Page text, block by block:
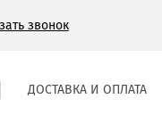
звонок
ДОСТАВКА И ОПЛАТА